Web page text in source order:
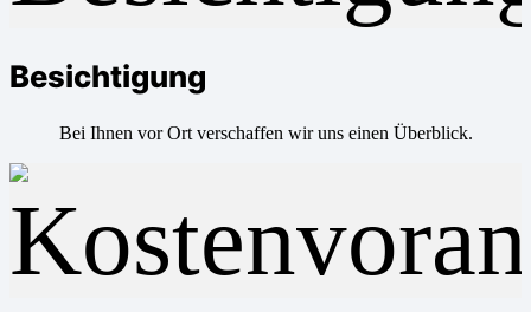
Besichtigung
Bei Ihnen vor Ort verschaffen wir uns einen Überblick.